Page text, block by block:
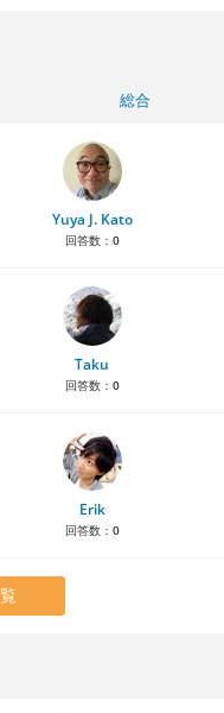
総合
Yuya J. Kato
回答数： 0
Taku
回答数： 0
Erik
回答数： 0